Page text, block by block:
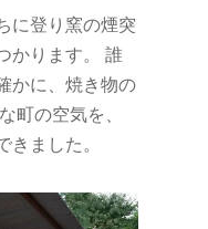
に登り窯の煙突
かります。 誰
かに、焼き物の
町の空気を、
ました。